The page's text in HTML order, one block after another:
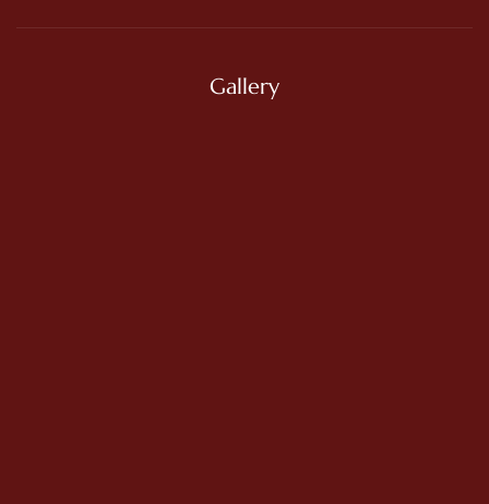
Gallery